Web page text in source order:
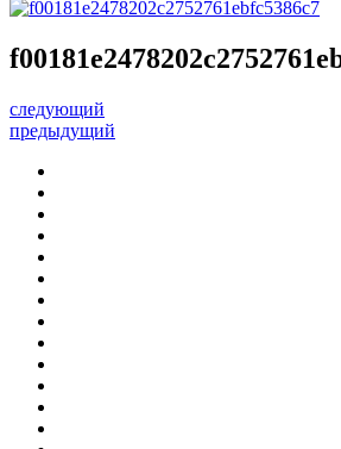
следующий
предыдущий